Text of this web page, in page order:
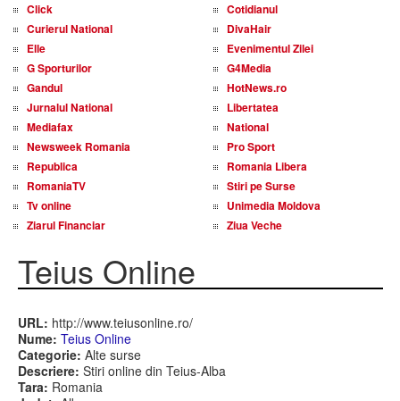
Click
Cotidianul
Curierul National
DivaHair
Elle
Evenimentul Zilei
G Sporturilor
G4Media
Gandul
HotNews.ro
Jurnalul National
Libertatea
Mediafax
National
Newsweek Romania
Pro Sport
Republica
Romania Libera
RomaniaTV
Stiri pe Surse
Tv online
Unimedia Moldova
Ziarul Financiar
Ziua Veche
Teius Online
URL: http://www.teiusonline.ro/
Nume: Teius Online
Categorie: Alte surse
Descriere: Stiri online din Teius-Alba
Tara: Romania